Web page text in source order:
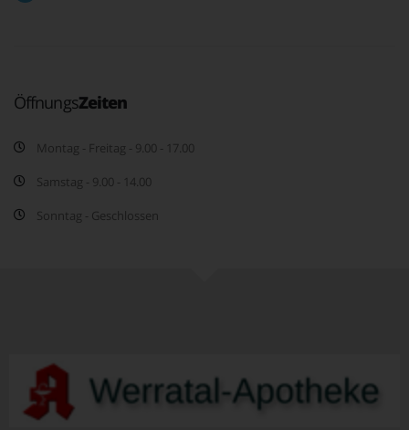
ÖffnungsZeiten
Montag - Freitag - 9.00 - 17.00
Samstag - 9.00 - 14.00
Sonntag - Geschlossen